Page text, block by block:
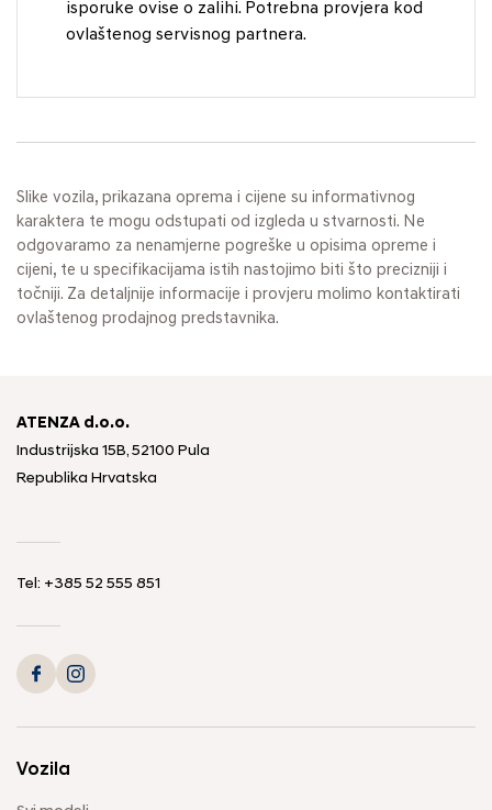
isporuke ovise o zalihi. Potrebna provjera kod
ovlaštenog servisnog partnera.
Slike vozila, prikazana oprema i cijene su informativnog
karaktera te mogu odstupati od izgleda u stvarnosti. Ne
odgovaramo za nenamjerne pogreške u opisima opreme i
cijeni, te u specifikacijama istih nastojimo biti što precizniji i
točniji. Za detaljnije informacije i provjeru molimo kontaktirati
ovlaštenog prodajnog predstavnika.
ATENZA d.o.o.
Industrijska 15B, 52100 Pula
Republika Hrvatska
Tel: +385 52 555 851
Vozila